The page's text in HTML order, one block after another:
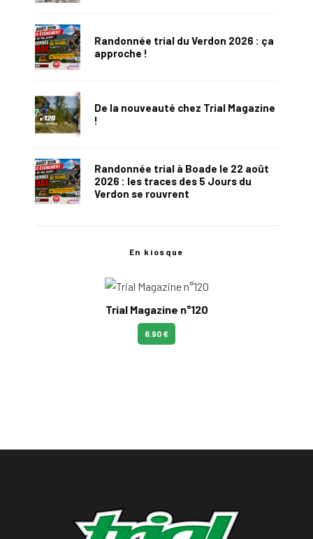
Randonnée trial du Verdon 2026 : ça
approche !
De la nouveauté chez Trial Magazine
!
Randonnée trial à Boade le 22 août
2026 : les traces des 5 Jours du
Verdon se rouvrent
En kiosque
Trial Magazine n°120
6.90 €